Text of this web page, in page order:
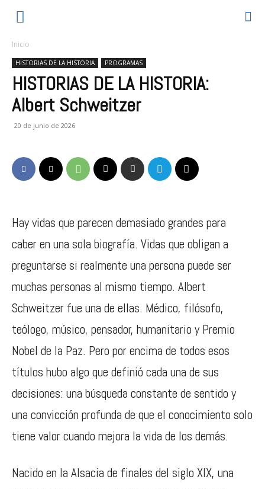
Inicio
HISTORIAS DE LA HISTORIA PROGRAMAS
HISTORIAS DE LA HISTORIA:
Albert Schweitzer
20 de junio de 2026
Hay vidas que parecen demasiado grandes para
caber en una sola biografía. Vidas que obligan a
preguntarse si realmente una persona puede ser
muchas personas al mismo tiempo. Albert
Schweitzer fue una de ellas. Médico, filósofo,
teólogo, músico, pensador, humanitario y Premio
Nobel de la Paz. Pero por encima de todos esos
títulos hubo algo que definió cada una de sus
decisiones: una búsqueda constante de sentido y
una convicción profunda de que el conocimiento solo
tiene valor cuando mejora la vida de los demás.
Nacido en la Alsacia de finales del siglo XIX, una